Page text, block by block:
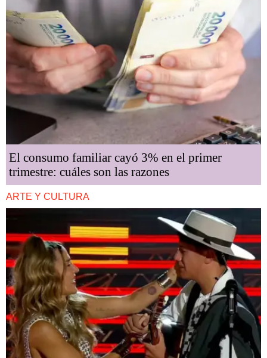
El consumo familiar cayó 3% en el primer
trimestre: cuáles son las razones
ARTE Y CULTURA